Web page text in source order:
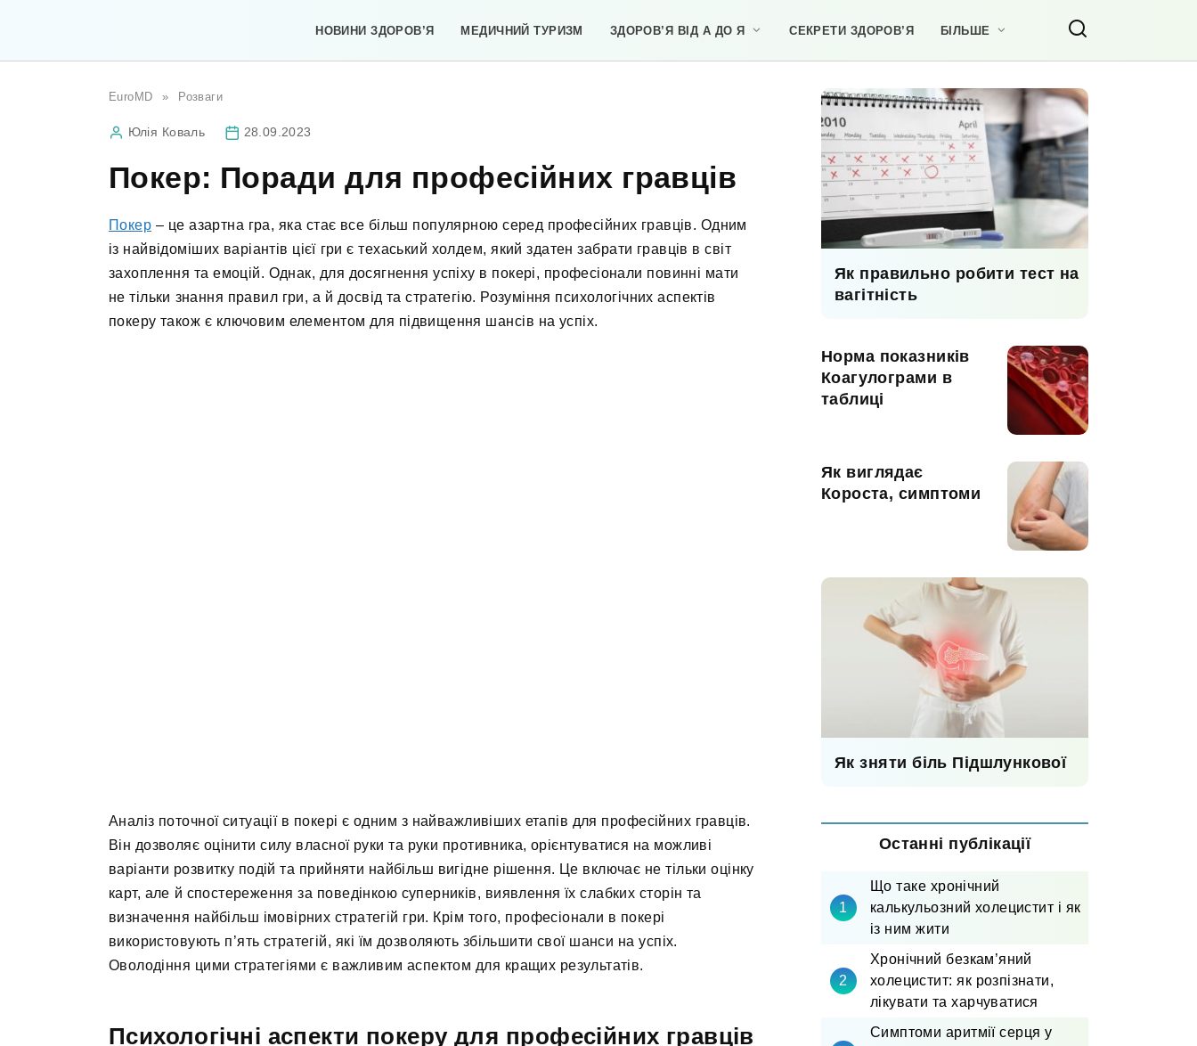
НОВИНИ ЗДОРОВ’Я МЕДИЧНИЙ ТУРИЗМ ЗДОРОВ’Я ВІД А ДО Я СЕКРЕТИ ЗДОРОВ’Я БІЛЬШЕ
EuroMD » Розваги
Юлія Коваль 28.09.2023
Покер: Поради для професійних гравців
Покер – це азартна гра, яка стає все більш популярною серед професійних гравців. Одним
із найвідоміших варіантів цієї гри є техаський холдем, який здатен забрати гравців в світ
захоплення та емоцій. Однак, для досягнення успіху в покері, професіонали повинні мати
не тільки знання правил гри, а й досвід та стратегію. Розуміння психологічних аспектів
покеру також є ключовим елементом для підвищення шансів на успіх.
Аналіз поточної ситуації в покері є одним з найважливіших етапів для професійних гравців.
Він дозволяє оцінити силу власної руки та руки противника, орієнтуватися на можливі
варіанти розвитку подій та прийняти найбільш вигідне рішення. Це включає не тільки оцінку
карт, але й спостереження за поведінкою суперників, виявлення їх слабких сторін та
визначення найбільш імовірних стратегій гри. Крім того, професіонали в покері
використовують п’ять стратегій, які їм дозволяють збільшити свої шанси на успіх.
Оволодіння цими стратегіями є важливим аспектом для кращих результатів.
Психологічні аспекти покеру для професійних гравців
Як правильно робити тест на
вагітність
Норма показників
Коагулограми в
таблиці
Як виглядає
Короста, симптоми
Як зняти біль Підшлункової
Останні публікації
Що таке хронічний
калькульозний холецистит і як
із ним жити
Хронічний безкам’яний
холецистит: як розпізнати,
лікувати та харчуватися
Симптоми аритмії серця у